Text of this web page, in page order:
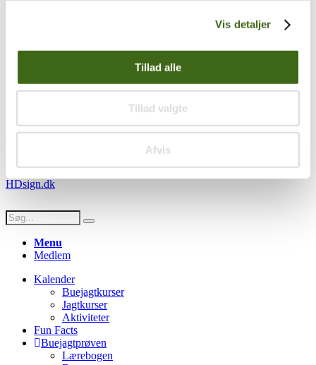
Vis detaljer
Tillad alle
Tillad valgte
Afvis
Persondatapolitik
Youtube
© Copyright FADB - All Rights Reserved -Hjemmeside design af
HDsign.dk
Menu
Medlem
Kalender
Buejagtkurser
Jagtkurser
Aktiviteter
Fun Facts
Buejagtprøven
Lærebogen